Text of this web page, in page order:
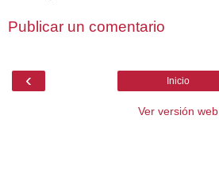
Publicar un comentario
‹ Inicio
Ver versión web